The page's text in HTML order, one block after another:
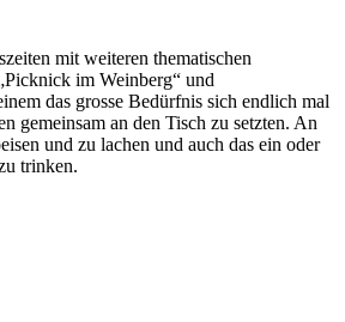
mit weiteren thematischen
im Weinberg“ und
das grosse Bedürfnis sich endlich mal
gemeinsam an den Tisch zu setzten. An
und zu lachen und auch das ein oder
trinken.